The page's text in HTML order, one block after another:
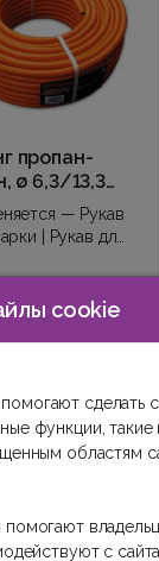
пропан-
ø 6,3/13,3
— Рукав
| Рукав для
бутана |..
/м.cookie
сделать
функции, такие
областям
с